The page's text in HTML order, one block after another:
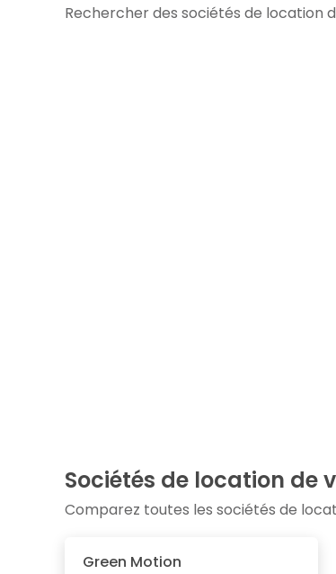
Rechercher des sociétés de location
Sociétés de location de
Comparez toutes les sociétés de
Green Motion